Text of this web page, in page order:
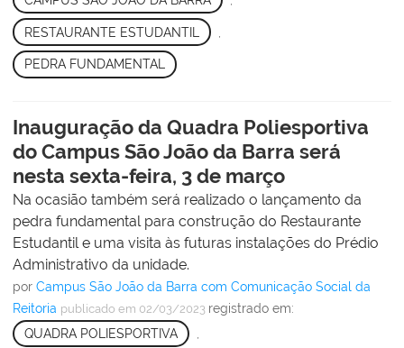
RESTAURANTE ESTUDANTIL
PEDRA FUNDAMENTAL
Inauguração da Quadra Poliesportiva
do Campus São João da Barra será
nesta sexta-feira, 3 de março
Na ocasião também será realizado o lançamento da
pedra fundamental para construção do Restaurante
Estudantil e uma visita às futuras instalações do Prédio
Administrativo da unidade.
por Campus São João da Barra com Comunicação Social da
Reitoria publicado em 02/03/2023 registrado em:
QUADRA POLIESPORTIVA